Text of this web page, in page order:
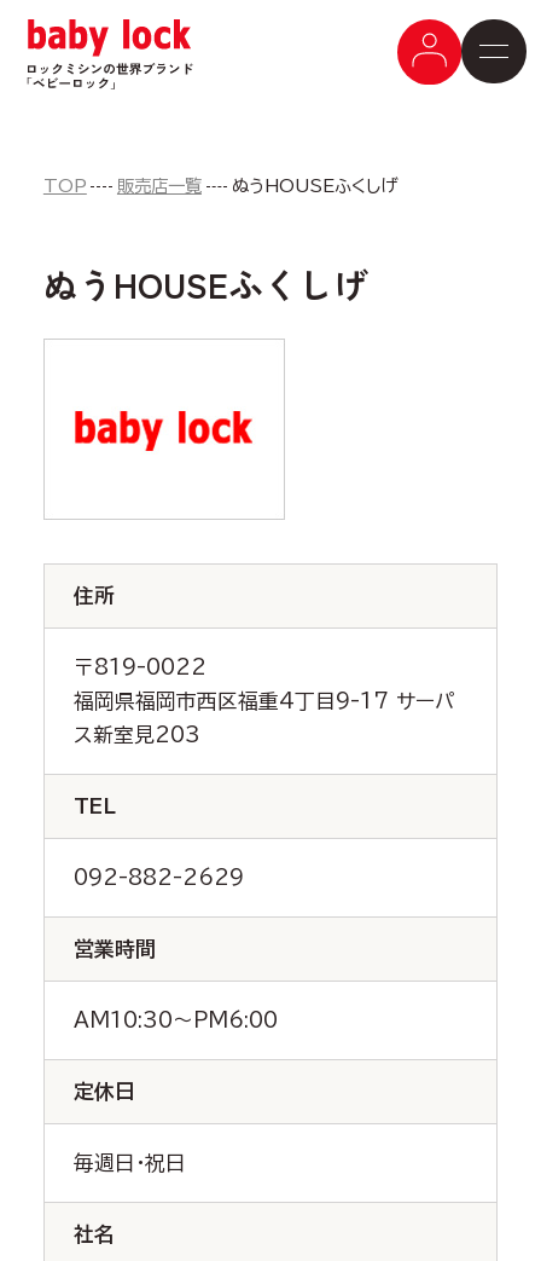
TOP 販売店一覧 ぬうHOUSEふくしげ
ぬうHOUSEふくしげ
住所
〒819-0022
福岡県福岡市西区福重4丁目9-17 サーパ
ス新室見203
TEL
092-882-2629
営業時間
AM10:30～PM6:00
定休日
毎週日・祝日
社名